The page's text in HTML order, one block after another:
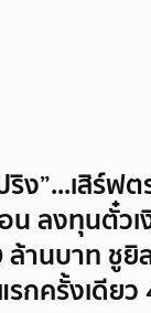
ง”...เสิร์ฟ
อน ลงทุนตั๋
ล้านบาท ชู
รกครั้งเดีย